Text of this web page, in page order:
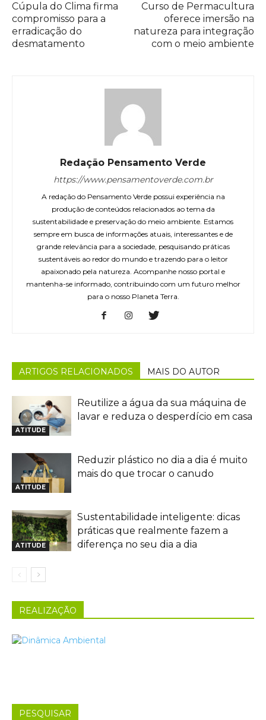
Cúpula do Clima firma
compromisso para a
erradicação do
desmatamento
Curso de Permacultura
oferece imersão na
natureza para integração
com o meio ambiente
Redação Pensamento Verde
https://www.pensamentoverde.com.br
A redação do Pensamento Verde possui experiência na
produção de conteúdos relacionados ao tema da
sustentabilidade e preservação do meio ambiente. Estamos
sempre em busca de informações atuais, interessantes e de
grande relevância para a sociedade, pesquisando práticas
sustentáveis ao redor do mundo e trazendo para o leitor
apaixonado pela natureza. Acompanhe nosso portal e
mantenha-se informado, contribuindo com um futuro melhor
para o nosso Planeta Terra.
ARTIGOS RELACIONADOS MAIS DO AUTOR
ATITUDE
Reutilize a água da sua máquina de
lavar e reduza o desperdício em casa
ATITUDE
Reduzir plástico no dia a dia é muito
mais do que trocar o canudo
ATITUDE
Sustentabilidade inteligente: dicas
práticas que realmente fazem a
diferença no seu dia a dia
REALIZAÇÃO
PESQUISAR